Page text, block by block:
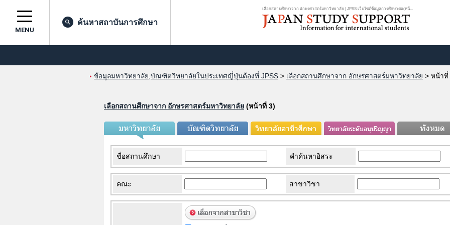
เลือกสถานศึกษาจาก อักษรศาสตร์มหาวิทยาลัย | JPSS เว็บไซต์ข้อมูลการศึกษาต่อ(หน้...
MENU
ค้นหาสถาบันการศึกษา
ข้อมูลมหาวิทยาลัย,บัณฑิตวิทยาลัยในประเทศญี่ปุ่นต้องที่ JPSS > เลือกสถานศึกษาจาก อักษรศาสตร์มหาวิทยาลัย > หน้าที่
เลือกสถานศึกษาจาก อักษรศาสตร์มหาวิทยาลัย (หน้าที่ 3)
ชื่อสถานศึกษา คำค้นหาอิสระ
คณะ สาขาวิชา